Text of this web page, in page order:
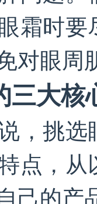
霜时
对眼周
三大核
，挑
点，
己的产